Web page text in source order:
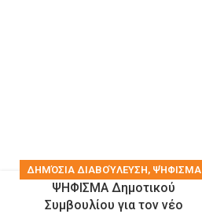
ΔΗΜΌΣΙΑ ΔΙΑΒΟΎΛΕΥΣΗ, ΨΉΦΙΣΜΑ
ΔΗΜΟΤΙΚΟΎ ΣΥΜΒΟΥΛΊΟΥ
ΨΗΦΙΣΜΑ Δημοτικού
Συμβουλίου για τον νέο